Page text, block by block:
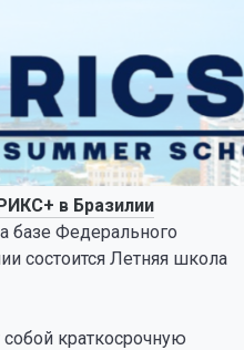
в Бразилии
базе Федерального
состоится Летняя школа
краткосрочную